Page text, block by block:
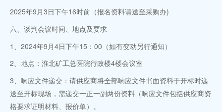
2025年9月3日下午16时前（报名资料请送至采购办)
六、谈判会议时间、地点及要求
1、2024年9月4日下午15：00（如有变动另行通知）
2、地点：淮北矿工总医院行政楼4楼会议室
3、响应文件递交：请供应商将全部响应文件书面资料于开标时递
送至开标现场，需递交一正一副两份资料（响应文件包括供应商资
格要求证明材料、报价单）。